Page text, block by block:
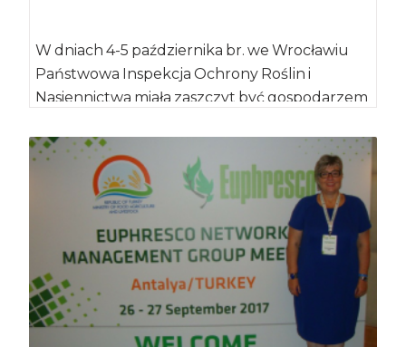
W dniach 4-5 października br. we Wrocławiu
Państwowa Inspekcja Ochrony Roślin i
Nasiennictwa miała zaszczyt być gospodarzem